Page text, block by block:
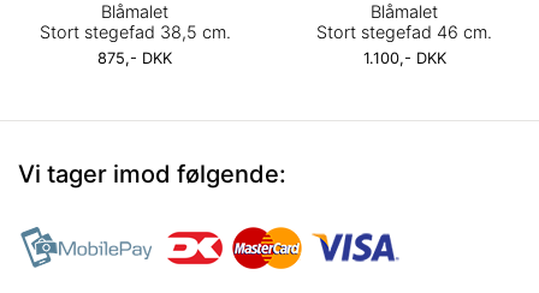
Blåmalet
Stort stegefad 38,5 cm.
875,- DKK
Blåmalet
Stort stegefad 46 cm.
1.100,- DKK
Vi tager imod følgende: